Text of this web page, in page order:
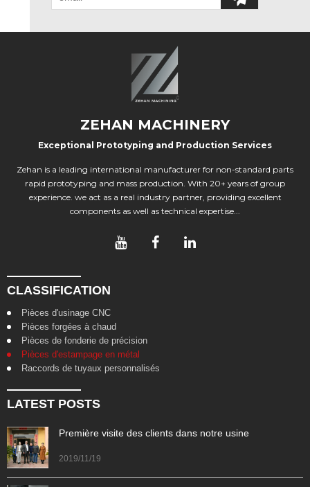
ZEHAN MACHINERY
Exceptional Prototyping and Production Services
Zehan is a leading international manufacturer for non-standard parts
rapid prototyping and mass production. With 20+ years of group
experience. we act as a real industry partner, providing excellent
components as well as technical expertise...
CLASSIFICATION
Pièces d'usinage CNC
Pièces forgées à chaud
Pièces de fonderie de précision
Pièces d'estampage en métal
Raccords de tuyaux personnalisés
LATEST POSTS
Première visite des clients dans notre usine
2019/11/19